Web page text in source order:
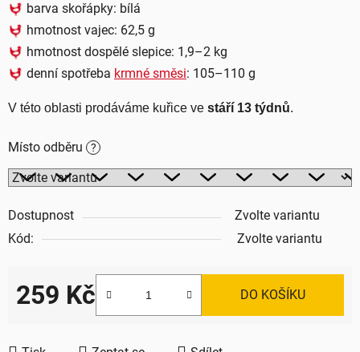
barva skořápky: bílá
hmotnost vajec: 62,5 g
hmotnost dospělé slepice: 1,9–2 kg
denní spotřeba krmné směsi: 105–110 g
V této oblasti prodáváme kuřice ve stáří 13 týdnů.
Místo odběru ?
Dostupnost
Zvolte variantu
Kód:
Zvolte variantu
259 Kč DO KOŠÍKU